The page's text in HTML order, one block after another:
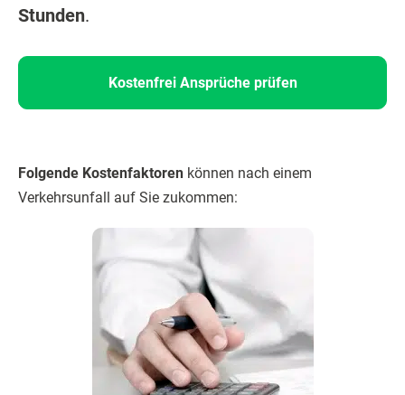
Stunden.
Kostenfrei Ansprüche prüfen
Folgende Kostenfaktoren können nach einem
Verkehrsunfall auf Sie zukommen: